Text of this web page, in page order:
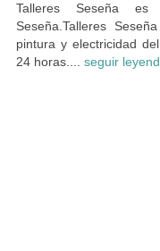
Talleres Seseña
Seseña.Talleres
pintura y electricidad
24 horas.... seguir